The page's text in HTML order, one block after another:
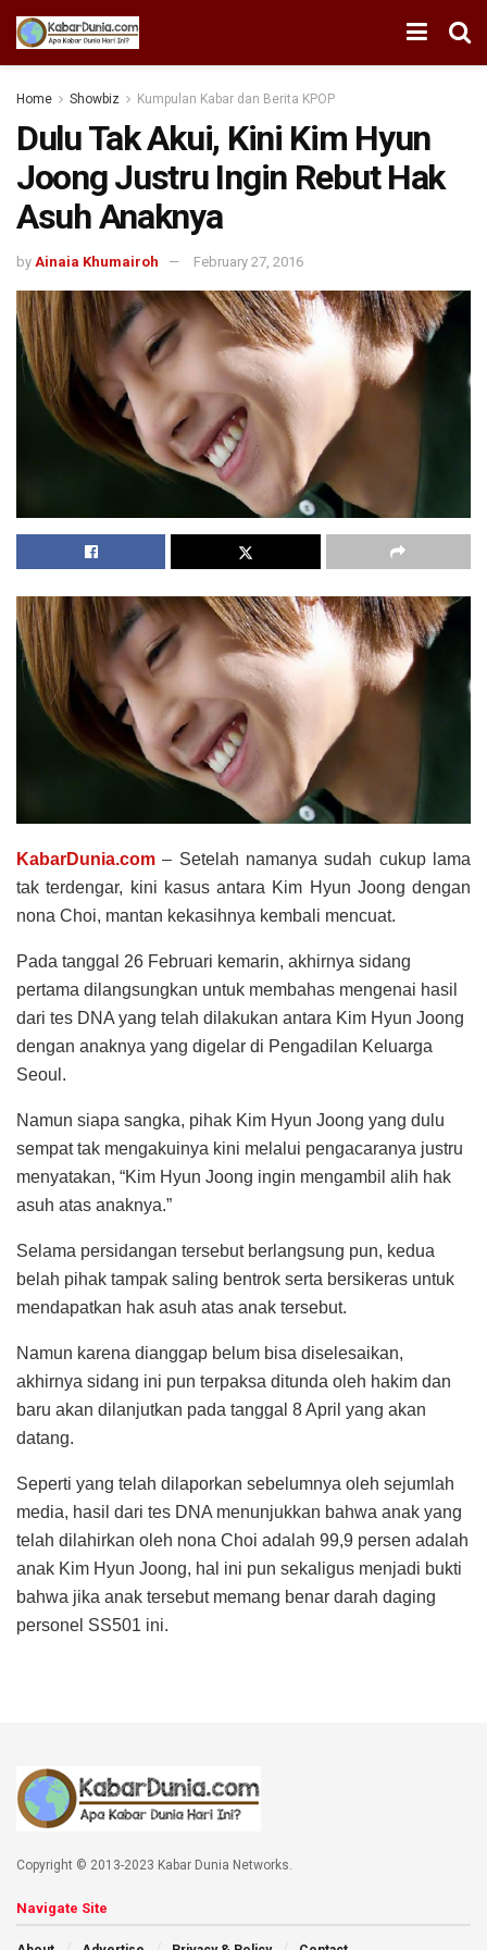
Home Showbiz Kumpulan Kabar dan Berita KPOP
Dulu Tak Akui, Kini Kim Hyun
Joong Justru Ingin Rebut Hak
Asuh Anaknya
by Ainaia Khumairoh February 27, 2016
KabarDunia.com – Setelah namanya sudah cukup lama
tak terdengar, kini kasus antara Kim Hyun Joong dengan
nona Choi, mantan kekasihnya kembali mencuat.
Pada tanggal 26 Februari kemarin, akhirnya sidang
pertama dilangsungkan untuk membahas mengenai hasil
dari tes DNA yang telah dilakukan antara Kim Hyun Joong
dengan anaknya yang digelar di Pengadilan Keluarga
Seoul.
Namun siapa sangka, pihak Kim Hyun Joong yang dulu
sempat tak mengakuinya kini melalui pengacaranya justru
menyatakan, “Kim Hyun Joong ingin mengambil alih hak
asuh atas anaknya.”
Selama persidangan tersebut berlangsung pun, kedua
belah pihak tampak saling bentrok serta bersikeras untuk
mendapatkan hak asuh atas anak tersebut.
Namun karena dianggap belum bisa diselesaikan,
akhirnya sidang ini pun terpaksa ditunda oleh hakim dan
baru akan dilanjutkan pada tanggal 8 April yang akan
datang.
Seperti yang telah dilaporkan sebelumnya oleh sejumlah
media, hasil dari tes DNA menunjukkan bahwa anak yang
telah dilahirkan oleh nona Choi adalah 99,9 persen adalah
anak Kim Hyun Joong, hal ini pun sekaligus menjadi bukti
bahwa jika anak tersebut memang benar darah daging
personel SS501 ini.
Copyright © 2013-2023 Kabar Dunia Networks.
Navigate Site